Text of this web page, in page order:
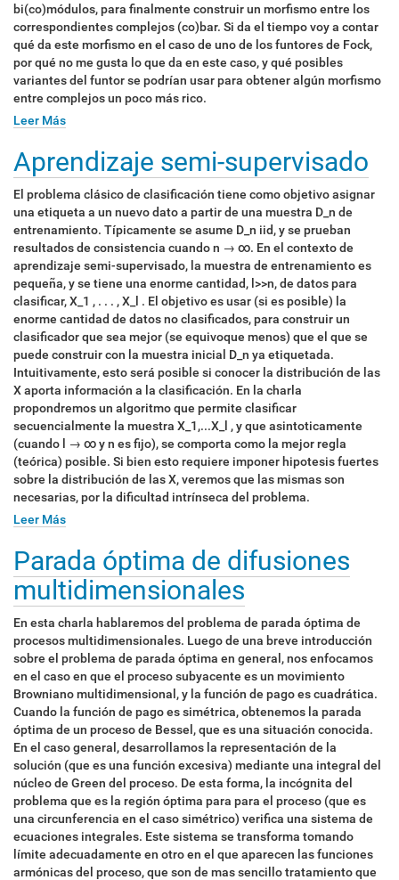
bi(co)módulos, para finalmente construir un morfismo entre los
correspondientes complejos (co)bar. Si da el tiempo voy a contar
qué da este morfismo en el caso de uno de los funtores de Fock,
por qué no me gusta lo que da en este caso, y qué posibles
variantes del funtor se podrían usar para obtener algún morfismo
entre complejos un poco más rico.
Leer Más
Aprendizaje semi-supervisado
El problema clásico de clasificación tiene como objetivo asignar
una etiqueta a un nuevo dato a partir de una muestra D_n de
entrenamiento. Típicamente se asume D_n iid, y se prueban
resultados de consistencia cuando n → ∞. En el contexto de
aprendizaje semi-supervisado, la muestra de entrenamiento es
pequeña, y se tiene una enorme cantidad, l>>n, de datos para
clasificar, X_1 , . . . , X_l . El objetivo es usar (si es posible) la
enorme cantidad de datos no clasificados, para construir un
clasificador que sea mejor (se equivoque menos) que el que se
puede construir con la muestra inicial D_n ya etiquetada.
Intuitivamente, esto será posible si conocer la distribución de las
X aporta información a la clasificación. En la charla
propondremos un algoritmo que permite clasificar
secuencialmente la muestra X_1,...X_l , y que asintoticamente
(cuando l → ∞ y n es fijo), se comporta como la mejor regla
(teórica) posible. Si bien esto requiere imponer hipotesis fuertes
sobre la distribución de las X, veremos que las mismas son
necesarias, por la dificultad intrínseca del problema.
Leer Más
Parada óptima de difusiones
multidimensionales
En esta charla hablaremos del problema de parada óptima de
procesos multidimensionales. Luego de una breve introducción
sobre el problema de parada óptima en general, nos enfocamos
en el caso en que el proceso subyacente es un movimiento
Browniano multidimensional, y la función de pago es cuadrática.
Cuando la función de pago es simétrica, obtenemos la parada
óptima de un proceso de Bessel, que es una situación conocida.
En el caso general, desarrollamos la representación de la
solución (que es una función excesiva) mediante una integral del
núcleo de Green del proceso. De esta forma, la incógnita del
problema que es la región óptima para para el proceso (que es
una circunferencia en el caso simétrico) verifica una sistema de
ecuaciones integrales. Este sistema se transforma tomando
límite adecuadamente en otro en el que aparecen las funciones
armónicas del proceso, que son de mas sencillo tratamiento que